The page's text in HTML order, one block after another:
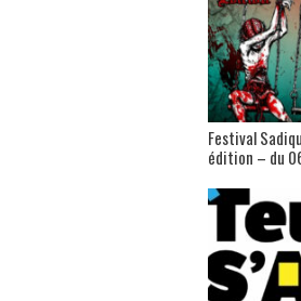
Festival
édition – du